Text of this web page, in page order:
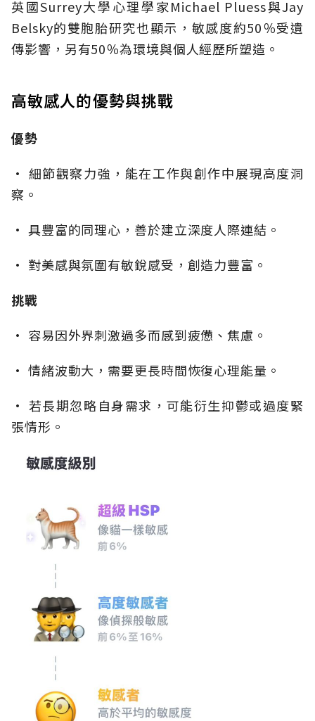
英國Surrey大學心理學家Michael Pluess與Jay
Belsky的雙胞胎研究也顯示，敏感度約50％受遺
傳影響，另有50％為環境與個人經歷所塑造。
高敏感人的優勢與挑戰
優勢
• 細節觀察力強，能在工作與創作中展現高度洞
察。
• 具豐富的同理心，善於建立深度人際連結。
• 對美感與氛圍有敏銳感受，創造力豐富。
挑戰
• 容易因外界刺激過多而感到疲憊、焦慮。
• 情緒波動大，需要更長時間恢復心理能量。
• 若長期忽略自身需求，可能衍生抑鬱或過度緊
張情形。